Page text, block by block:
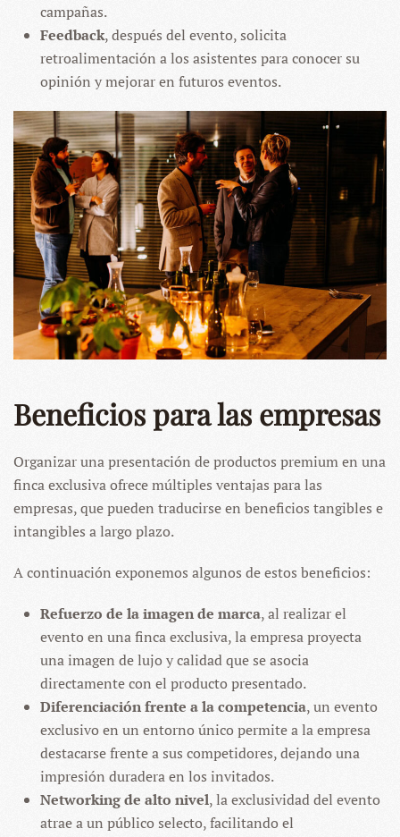
campañas.
Feedback, después del evento, solicita
retroalimentación a los asistentes para conocer su
opinión y mejorar en futuros eventos.
Beneficios para las empresas
Organizar una presentación de productos premium en una
finca exclusiva ofrece múltiples ventajas para las
empresas, que pueden traducirse en beneficios tangibles e
intangibles a largo plazo.
A continuación exponemos algunos de estos beneficios:
Refuerzo de la imagen de marca, al realizar el
evento en una finca exclusiva, la empresa proyecta
una imagen de lujo y calidad que se asocia
directamente con el producto presentado.
Diferenciación frente a la competencia, un evento
exclusivo en un entorno único permite a la empresa
destacarse frente a sus competidores, dejando una
impresión duradera en los invitados.
Networking de alto nivel, la exclusividad del evento
atrae a un público selecto, facilitando el